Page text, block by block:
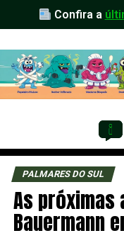
Confira a
PALMARES DO SUL
As próximas
Bauermann